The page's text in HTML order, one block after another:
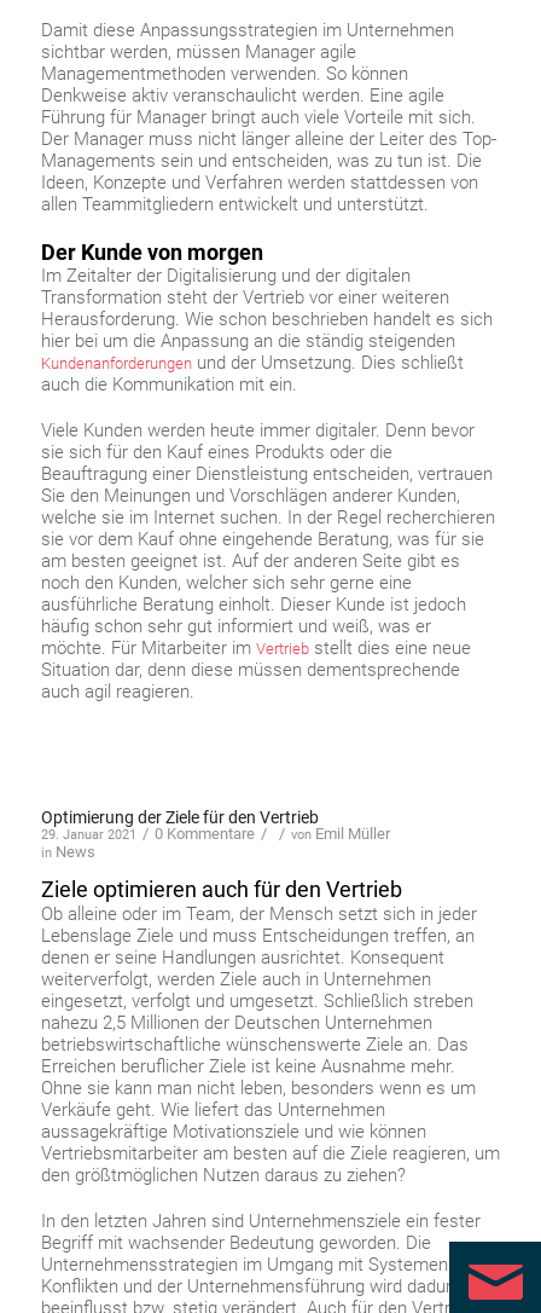
Damit diese Anpassungsstrategien im Unternehmen
sichtbar werden, müssen Manager agile
Managementmethoden verwenden. So können
Denkweise aktiv veranschaulicht werden. Eine agile
Führung für Manager bringt auch viele Vorteile mit sich.
Der Manager muss nicht länger alleine der Leiter des Top-
Managements sein und entscheiden, was zu tun ist. Die
Ideen, Konzepte und Verfahren werden stattdessen von
allen Teammitgliedern entwickelt und unterstützt.
Der Kunde von morgen
Im Zeitalter der Digitalisierung und der digitalen
Transformation steht der Vertrieb vor einer weiteren
Herausforderung. Wie schon beschrieben handelt es sich
hier bei um die Anpassung an die ständig steigenden
Kundenanforderungenund der Umsetzung. Dies schließt
auch die Kommunikation mit ein.
Viele Kunden werden heute immer digitaler. Denn bevor
sie sich für den Kauf eines Produkts oder die
Beauftragung einer Dienstleistung entscheiden, vertrauen
Sie den Meinungen und Vorschlägen anderer Kunden,
welche sie im Internet suchen. In der Regel recherchieren
sie vor dem Kauf ohne eingehende Beratung, was für sie
am besten geeignet ist. Auf der anderen Seite gibt es
noch den Kunden, welcher sich sehr gerne eine
ausführliche Beratung einholt. Dieser Kunde ist jedoch
häufig schon sehr gut informiert und weiß, was er
möchte. Für Mitarbeiter im Vertriebstellt dies eine neue
Situation dar, denn diese müssen dementsprechende
auch agil reagieren.
Optimierung der Ziele für den Vertrieb
29. Januar 2021 / 0 Kommentare /
in News
/ von Emil Müller
Ziele optimieren auch für den Vertrieb
Ob alleine oder im Team, der Mensch setzt sich in jeder
Lebenslage Ziele und muss Entscheidungen treffen, an
denen er seine Handlungen ausrichtet. Konsequent
weiterverfolgt, werden Ziele auch in Unternehmen
eingesetzt, verfolgt und umgesetzt. Schließlich streben
nahezu 2,5 Millionen der Deutschen Unternehmen
betriebswirtschaftliche wünschenswerte Ziele an. Das
Erreichen beruflicher Ziele ist keine Ausnahme mehr.
Ohne sie kann man nicht leben, besonders wenn es um
Verkäufe geht. Wie liefert das Unternehmen
aussagekräftige Motivationsziele und wie können
Vertriebsmitarbeiter am besten auf die Ziele reagieren, um
den größtmöglichen Nutzen daraus zu ziehen?
In den letzten Jahren sind Unternehmensziele ein fester
Begriff mit wachsender Bedeutung geworden. Die
Unternehmensstrategien im Umgang mit Systemen und
Konflikten und der Unternehmensführung wird dadurch
beeinflusst bzw. stetig verändert. Auch für den Vertrieb ist